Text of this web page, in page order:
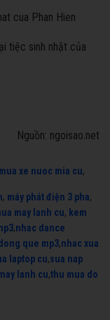
tiệc sinh nhật của
Nguồn: ngoisao.net
xe nuoc mia cu,
, máy phát điện 3 pha,
may lanh cu, kem
,nhac dance
que mp3,nhac xua
laptop cu,sua nap
lanh cu,thu mua do